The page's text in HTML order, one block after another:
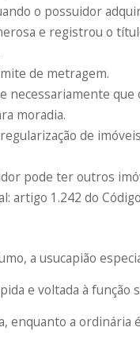
o possuidor
e registrou o
de metragem.
necessariamente que
moradia.
de
pode ter outros
artigo 1.242 do
a usucapião
e voltada à função
enquanto a ordinária